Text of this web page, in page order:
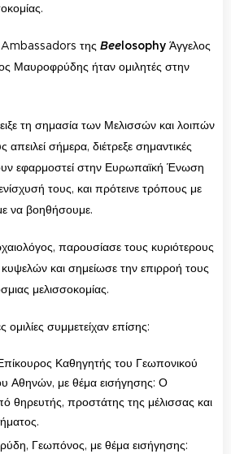
Ambassadors της Beelosophy Άγγελος
Μαυροφρύδης ήταν ομιλητές στην
τη σημασία των Μελισσών και λοιπών
απειλεί σήμερα, διέτρεξε σημαντικές
εφαρμοστεί στην Ευρωπαϊκή Ένωση
τους, και πρότεινε τρόπους με
να βοηθήσουμε.
παρουσίασε τους κυριότερους
και σημείωσε την επιρροή τους
μελισσοκομίας.
ομιλίες συμμετείχαν επίσης:
Καθηγητής του Γεωπονικού
Αθηνών, με θέμα εισήγησης: Ο
θηρευτής, προστάτης της μέλισσας και
Γεωπόνος, με θέμα εισήγησης: